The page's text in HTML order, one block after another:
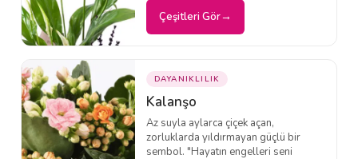
Çeşitleri Gör
DAYANIKLILIK
Kalanşo
Az suyla aylarca çiçek açan,
zorluklarda yıldırmayan güçlü bir
sembol. "Hayatın engelleri seni